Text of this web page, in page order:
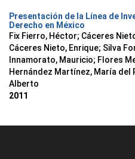
Presentación de la Línea de
Derecho en México
Fix Fierro, Héctor; Cáceres
Cáceres Nieto, Enrique; Silva
Innamorato, Mauricio; Flores
Hernández Martínez, María del
Alberto
2011